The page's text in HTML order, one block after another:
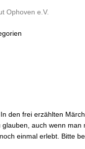
Ophoven e.V.
den frei erzählten
auch wenn
einmal erlebt. Bitte